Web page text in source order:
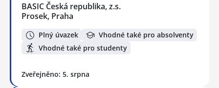
BASIC Česká republika, z.s.
Prosek, Praha
Plný úvazek
Vhodné také pro absolventy
Vhodné také pro studenty
Zveřejněno: 5. srpna